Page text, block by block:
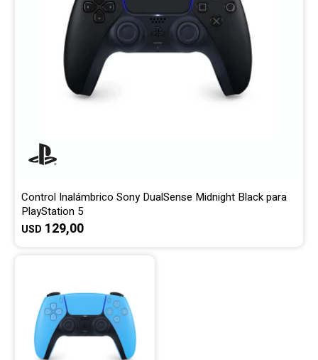
Control Inalámbrico Sony DualSense Midnight Black para
PlayStation 5
USD 129,00